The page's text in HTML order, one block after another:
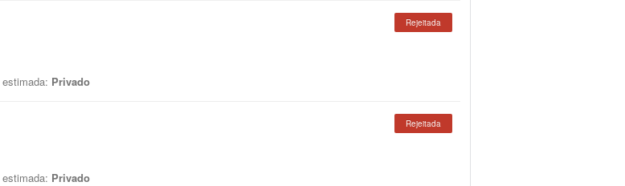
Rejeitada
Privado
Rejeitada
Privado